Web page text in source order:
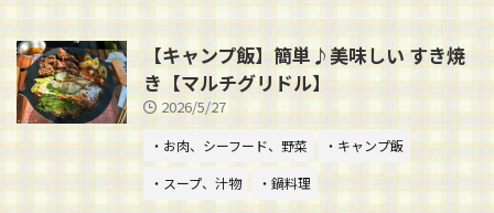
【キャンプ飯】簡単♪美味しい すき焼
き【マルチグリドル】
2026/5/27
・お肉、シーフード、野菜
・キャンプ飯
・スープ、汁物
・鍋料理